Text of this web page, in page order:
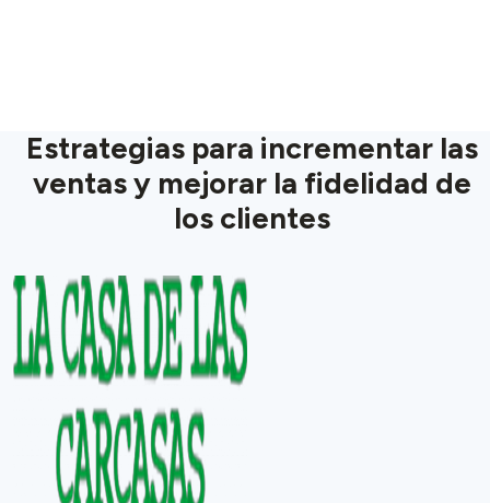
Estrategias para incrementar las
ventas y mejorar la fidelidad de
los clientes